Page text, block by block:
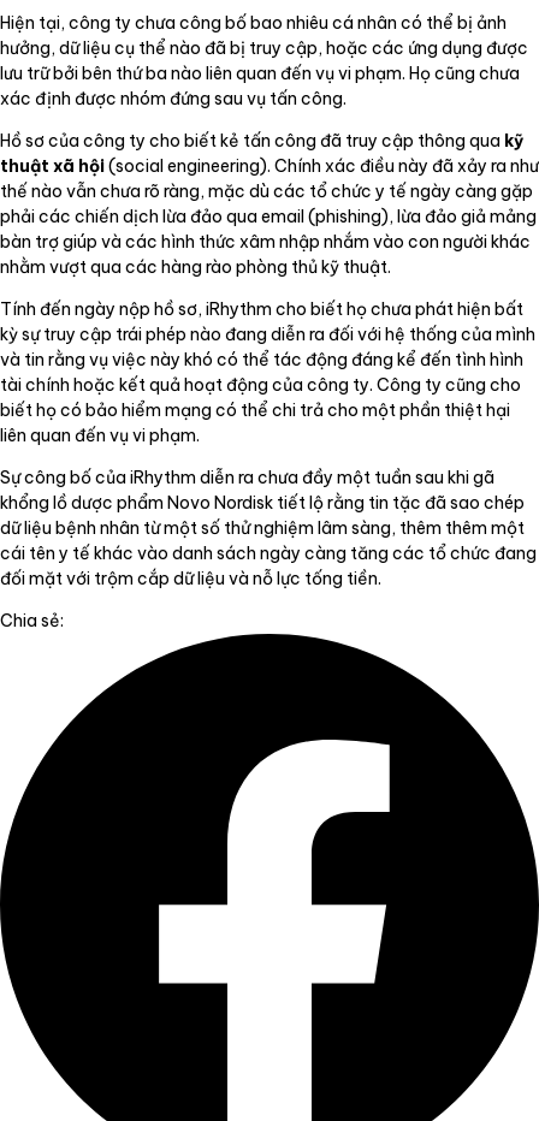
Hiện tại, công ty chưa công bố bao nhiêu cá nhân có thể bị ảnh
hưởng, dữ liệu cụ thể nào đã bị truy cập, hoặc các ứng dụng được
lưu trữ bởi bên thứ ba nào liên quan đến vụ vi phạm. Họ cũng chưa
xác định được nhóm đứng sau vụ tấn công.
Hồ sơ của công ty cho biết kẻ tấn công đã truy cập thông qua kỹ
thuật xã hội(social engineering). Chính xác điều này đã xảy ra như
thế nào vẫn chưa rõ ràng, mặc dù các tổ chức y tế ngày càng gặp
phải các chiến dịch lừa đảo qua email (phishing), lừa đảo giả mảng
bàn trợ giúp và các hình thức xâm nhập nhắm vào con người khác
nhằm vượt qua các hàng rào phòng thủ kỹ thuật.
Tính đến ngày nộp hồ sơ, iRhythm cho biết họ chưa phát hiện bất
kỳ sự truy cập trái phép nào đang diễn ra đối với hệ thống của mình
và tin rằng vụ việc này khó có thể tác động đáng kể đến tình hình
tài chính hoặc kết quả hoạt động của công ty. Công ty cũng cho
biết họ có bảo hiểm mạng có thể chi trả cho một phần thiệt hại
liên quan đến vụ vi phạm.
Sự công bố của iRhythm diễn ra chưa đầy một tuần sau khi gã
khổng lồ dược phẩm Novo Nordisk tiết lộ rằng tin tặc đã sao chép
dữ liệu bệnh nhân từ một số thử nghiệm lâm sàng, thêm thêm một
cái tên y tế khác vào danh sách ngày càng tăng các tổ chức đang
đối mặt với trộm cắp dữ liệu và nỗ lực tống tiền.
Chia sẻ: